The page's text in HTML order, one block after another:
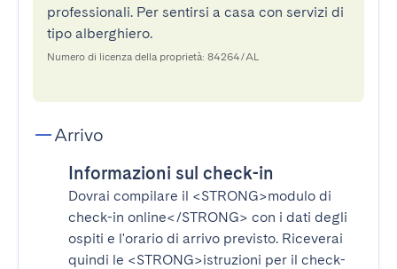
professionali. Per sentirsi a casa con servizi di
tipo alberghiero.
Numero di licenza della proprietà: 84264/AL
Arrivo
Informazioni sul check-in
Dovrai compilare il <STRONG>modulo di
check-in online</STRONG> con i dati degli
ospiti e l'orario di arrivo previsto. Riceverai
quindi le <STRONG>istruzioni per il check-